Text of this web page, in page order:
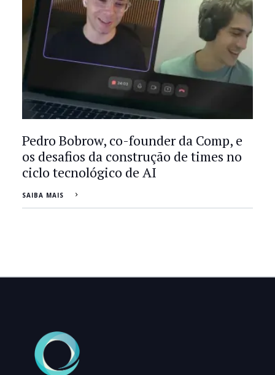
Pedro Bobrow, co-founder da Comp, e
os desafios da construção de times no
ciclo tecnológico de AI
SAIBA MAIS